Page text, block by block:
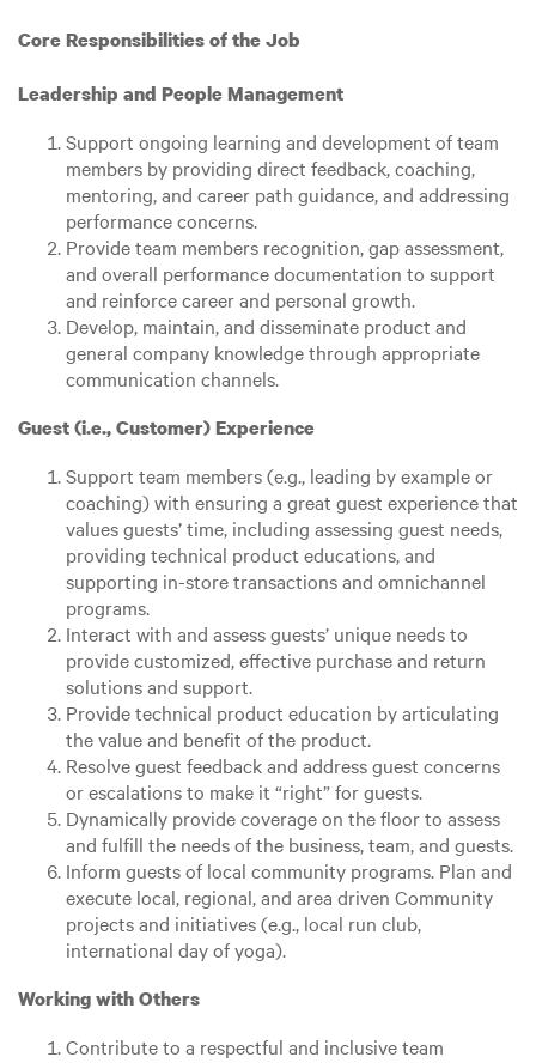
Core Responsibilities of the Job
Leadership and People Management
Support ongoing learning and development of team
members by providing direct feedback, coaching,
mentoring, and career path guidance, and addressing
performance concerns.
Provide team members recognition, gap assessment,
and overall performance documentation to support
and reinforce career and personal growth.
Develop, maintain, and disseminate product and
general company knowledge through appropriate
communication channels.
Guest (i.e., Customer) Experience
Support team members (e.g., leading by example or
coaching) with ensuring a great guest experience that
values guests’ time, including assessing guest needs,
providing technical product educations, and
supporting in-store transactions and omnichannel
programs.
Interact with and assess guests’ unique needs to
provide customized, effective purchase and return
solutions and support.
Provide technical product education by articulating
the value and benefit of the product.
Resolve guest feedback and address guest concerns
or escalations to make it “right” for guests.
Dynamically provide coverage on the floor to assess
and fulfill the needs of the business, team, and guests.
Inform guests of local community programs. Plan and
execute local, regional, and area driven Community
projects and initiatives (e.g., local run club,
international day of yoga).
Working with Others
Contribute to a respectful and inclusive team